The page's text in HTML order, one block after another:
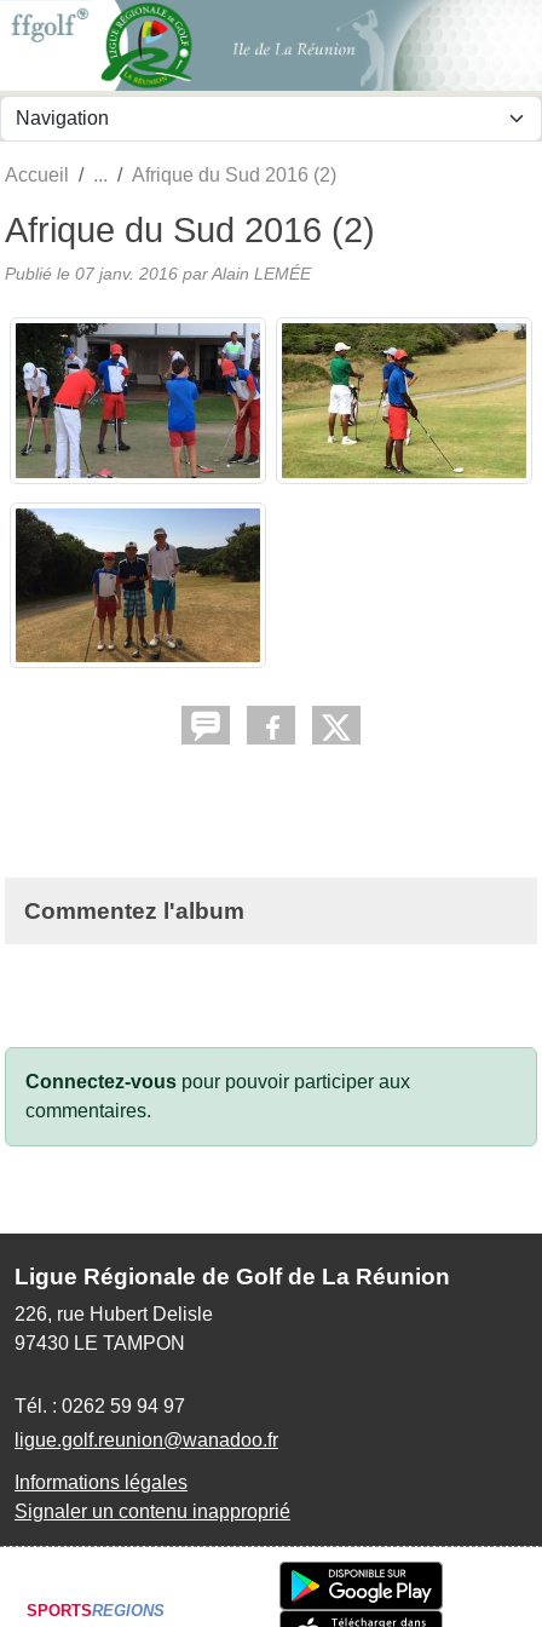
Accueil Afrique du Sud 2016 (2)
Afrique du Sud 2016 (2)
Publié le 07 janv. 2016 parAlain LEMÉE
Commentez l'album
Connectez-vous pour pouvoir participer aux
commentaires.
Ligue Régionale de Golf de La Réunion
226, rue Hubert Delisle
97430 LE TAMPON
Tél. : 0262 59 94 97
ligue.golf.reunion@wanadoo.fr
Informations légales
Signaler un contenu inapproprié
SPORTSREGIONS
Panneau de gestion des cookies